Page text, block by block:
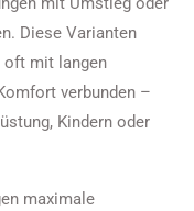
Diese Varianten
oft mit langen
verbunden –
Kindern oder
maximale